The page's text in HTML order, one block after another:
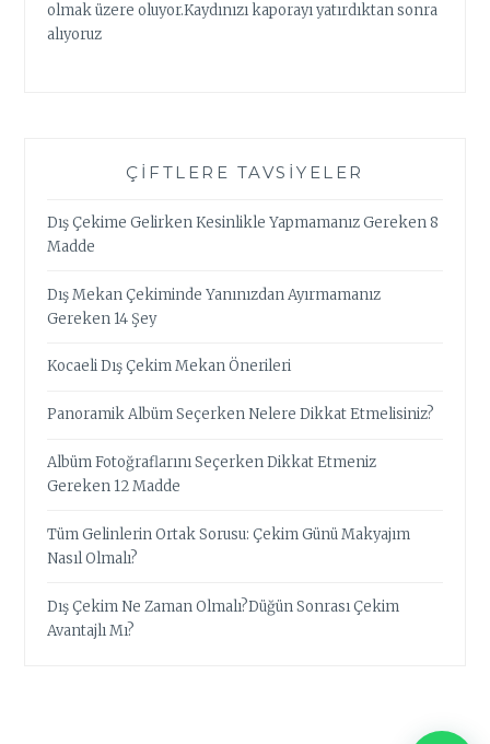
olmak üzere oluyor.Kaydınızı kaporayı yatırdıktan sonra
alıyoruz
ÇIFTLERE TAVSIYELER
Dış Çekime Gelirken Kesinlikle Yapmamanız Gereken 8
Madde
Dış Mekan Çekiminde Yanınızdan Ayırmamanız
Gereken 14 Şey
Kocaeli Dış Çekim Mekan Önerileri
Panoramik Albüm Seçerken Nelere Dikkat Etmelisiniz?
Albüm Fotoğraflarını Seçerken Dikkat Etmeniz
Gereken 12 Madde
Tüm Gelinlerin Ortak Sorusu: Çekim Günü Makyajım
Nasıl Olmalı?
Dış Çekim Ne Zaman Olmalı?Düğün Sonrası Çekim
Avantajlı Mı?